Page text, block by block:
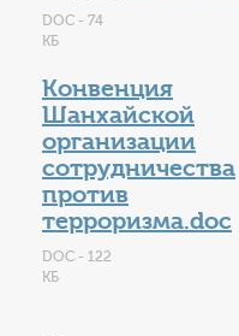
DOC - 74
КБ
Конвенция
Шанхайской
организации
сотрудничества
против
терроризма.doc
DOC - 122
КБ